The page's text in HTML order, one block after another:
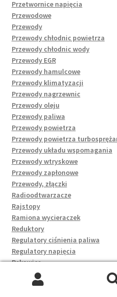
Przetwornice napięcia
Przewodowe
Przewody
Przewody chłodnic powietrza
Przewody chłodnic wody
Przewody EGR
Przewody hamulcowe
Przewody klimatyzacji
Przewody nagrzewnic
Przewody oleju
Przewody paliwa
Przewody powietrza
Przewody powietrza
Przewody układu wspomagania
Przewody wtryskowe
Przewody zapłonowe
Przewody, złączki
Radioodtwarzacze
Rajstopy
Ramiona wycieraczek
Reduktory
Regulatory ciśnienia paliwa
Regulatory napięcia
Rękawice
Rękawiczki rowerowe
Rękawki, deski i koła dmuchane